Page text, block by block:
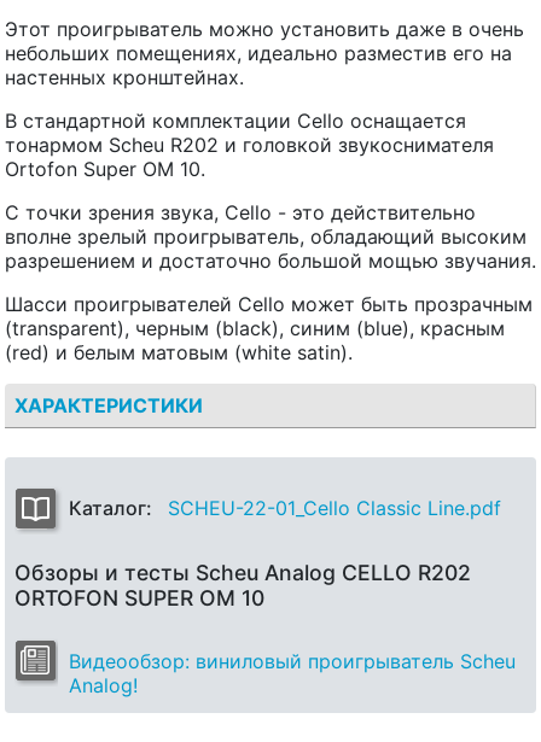
Этот проигрыватель можно установить даже в очень
небольших помещениях, идеально разместив его на
настенных кронштейнах.
В стандартной комплектации Cello оснащается
тонармом Scheu R202 и головкой звукоснимателя
Ortofon Super OM 10.
С точки зрения звука, Cello - это действительно
вполне зрелый проигрыватель, обладающий высоким
разрешением и достаточно большой мощью звучания.
Шасси проигрывателей Cello может быть прозрачным
(transparent), черным (black), синим (blue), красным
(red) и белым матовым (white satin).
ХАРАКТЕРИСТИКИ
Каталог: SCHEU-22-01_Cello Classic Line.pdf
Обзоры и тесты Scheu Analog CELLO R202
ORTOFON SUPER OM 10
Видеообзор: виниловый проигрыватель Scheu
Analog!